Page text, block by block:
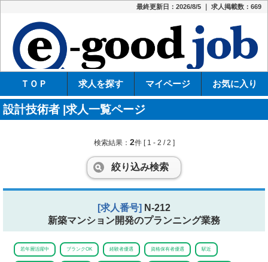
最終更新日：2026/8/5 ｜ 求人掲載数：669
ＴＯＰ 求人を探す マイページ お気に入り
設計技術者 |求人一覧ページ
検索結果： 2件 [ 1 - 2 / 2 ]
絞り込み検索
[求人番号] N-212
新築マンション開発のプランニング業務
若年層活躍中 ブランクOK 経験者優遇 資格保有者優遇 駅近